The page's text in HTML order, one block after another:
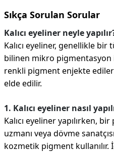
Sıkça Sorulan Sorular
Kalıcı eyeliner neyle
Kalıcı eyeliner, genellikle
bilinen mikro pigmentasyon
renkli pigment enjekte
elde edilir.
1. Kalıcı eyeliner nasıl
Kalıcı eyeliner yapılırken,
uzmanı veya dövme
kozmetik pigment